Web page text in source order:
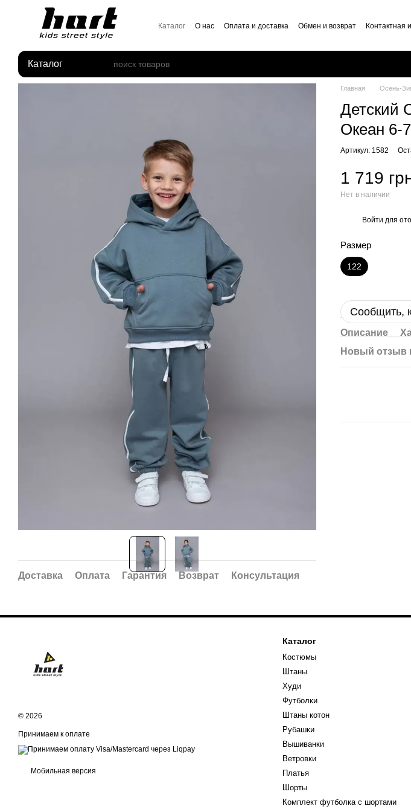
Перейти к основному контенту
Каталог О нас Оплата и доставка Обмен и возврат Контактная
Каталог
Доставка Оплата Гарантия Возврат Консультация
Главная Осень-
Детский
Океан 6-
Артикул: 1582
1 719
Нет в наличии
Войти для
Размер
122
Сообщить,
Описание
Новый отзыв
© 2026
Принимаем к оплате
Мобильная версия
Каталог
Костюмы
Штаны
Худи
Футболки
Штаны котон
Рубашки
Вышиванки
Ветровки
Платья
Шорты
Комплект футболка с шортами